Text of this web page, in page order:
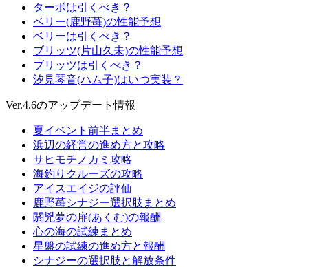
ターボは引くべき？
ベリー(鹿野苺)の性能予想
ベリーは引くべき？
ブリッツ(片山久未)の性能予想
ブリッツは引くべき？
汐見琴音(ハム子)はいつ実装？
Ver.4.6のアップデート情報
夏イベント前半まとめ
浜辺の経営の進め方と攻略
サヒモチノカミ攻略
海釣りクルーズの攻略
アイスエイジの評価
鹿野苺シナジー選択肢まとめ
閼兇夢の扉(あくむ)の報酬
心の海の試練まとめ
星盤の試練の進め方と報酬
シナジーの選択肢と解放条件